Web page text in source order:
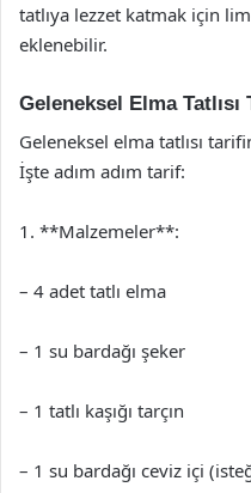
tatlıya lezzet katmak için
eklenebilir.
Geleneksel Elma Tatlısı
Geleneksel elma tatlısı
İşte adım adım tarif:
1. **Malzemeler**:
– 4 adet tatlı elma
– 1 su bardağı şeker
– 1 tatlı kaşığı tarçın
– 1 su bardağı ceviz içi